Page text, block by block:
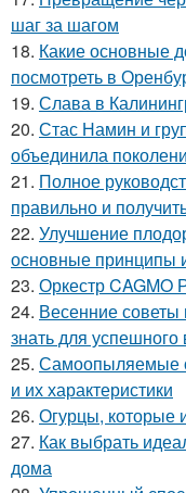
шаг за шагом
18. Какие основные
посмотреть в
19. Слава в
20. Стас Намин и
объединила
21. Полное
правильно и
22. Улучшение
основные принципы
23. Оркестр CAGMO
24. Весенние советы
знать для
25. Самоопыляемые
и их характеристики
26. Огурцы, которые
27. Как выбрать
дома